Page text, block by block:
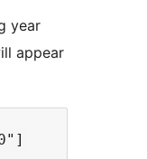
year
appear